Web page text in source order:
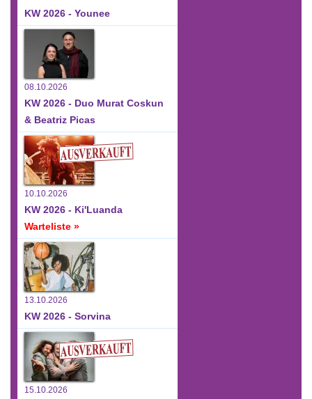
KW 2026 - Younee
08.10.2026
KW 2026 - Duo Murat Coskun
& Beatriz Picas
10.10.2026
KW 2026 - Ki'Luanda
Warteliste »
13.10.2026
KW 2026 - Sorvina
15.10.2026